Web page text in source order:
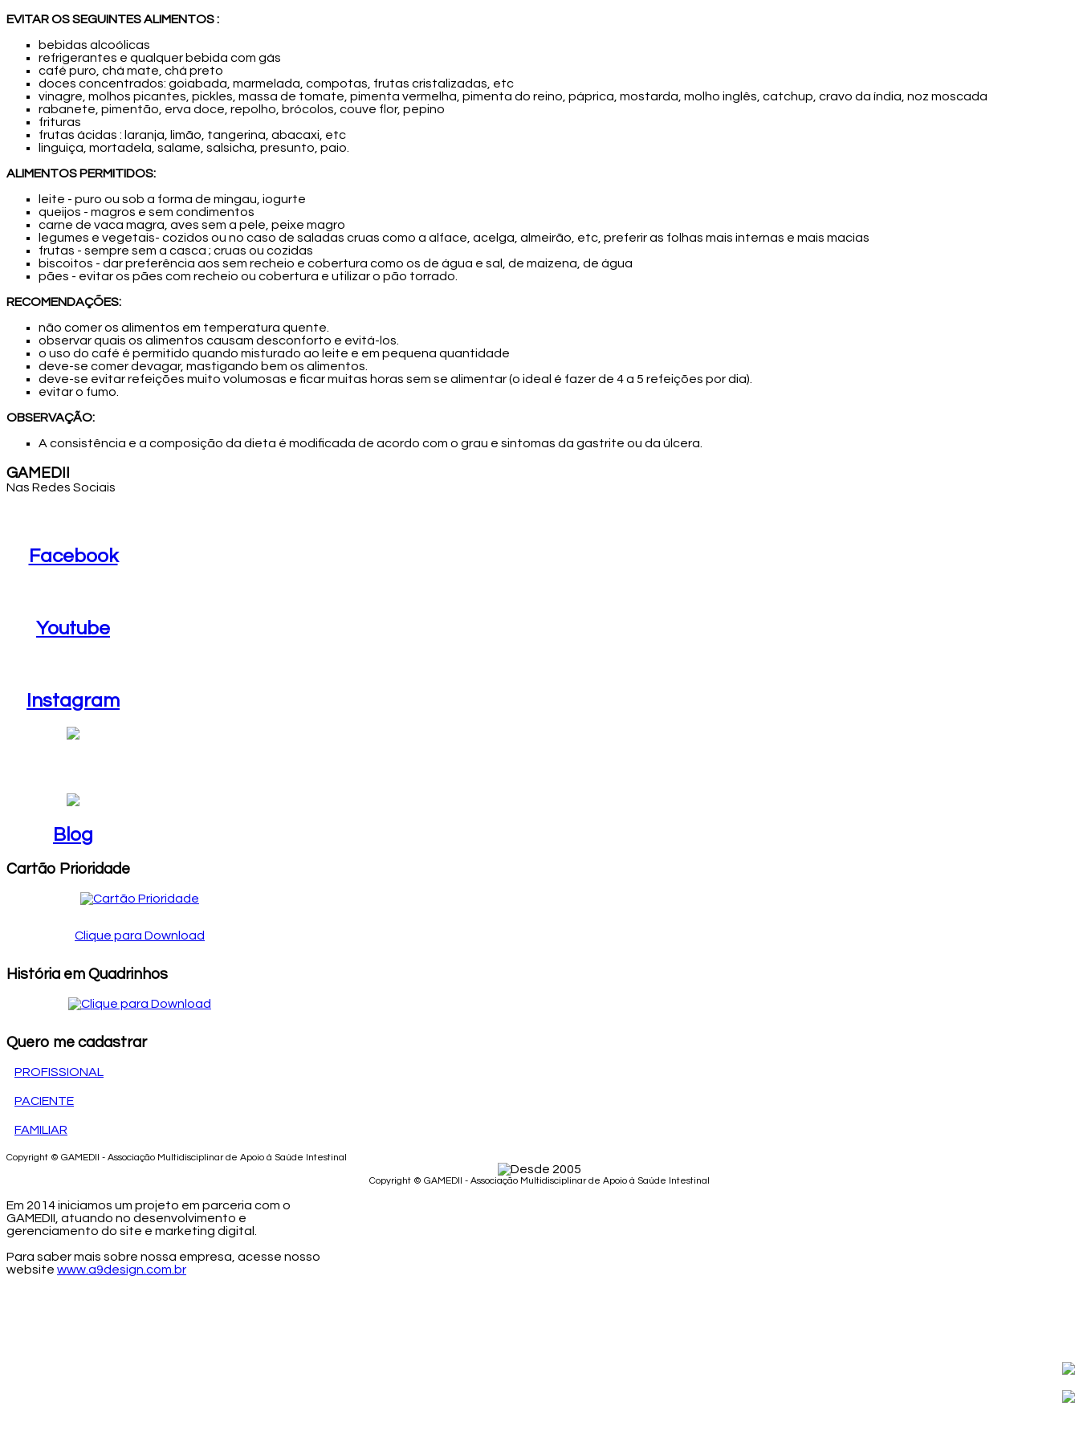
EVITAR OS SEGUINTES ALIMENTOS :
bebidas alcoólicas
refrigerantes e qualquer bebida com gás
café puro, chá mate, chá preto
doces concentrados: goiabada, marmelada, compotas, frutas cristalizadas, etc
vinagre, molhos picantes, pickles, massa de tomate, pimenta vermelha, pimenta do reino, páprica, mostarda, molho inglês, catchup, cravo da índia, noz moscada
rabanete, pimentão, erva doce, repolho, brócolos, couve flor, pepino
frituras
frutas ácidas : laranja, limão, tangerina, abacaxi, etc
linguiça, mortadela, salame, salsicha, presunto, paio.
ALIMENTOS PERMITIDOS:
leite - puro ou sob a forma de mingau, iogurte
queijos - magros e sem condimentos
carne de vaca magra, aves sem a pele, peixe magro
legumes e vegetais- cozidos ou no caso de saladas cruas como a alface, acelga, almeirão, etc, preferir as folhas mais internas e mais macias
frutas - sempre sem a casca ; cruas ou cozidas
biscoitos - dar preferência aos sem recheio e cobertura como os de água e sal, de maizena, de água
pães - evitar os pães com recheio ou cobertura e utilizar o pão torrado.
RECOMENDAÇÕES:
não comer os alimentos em temperatura quente.
observar quais os alimentos causam desconforto e evitá-los.
o uso do café é permitido quando misturado ao leite e em pequena quantidade
deve-se comer devagar, mastigando bem os alimentos.
deve-se evitar refeições muito volumosas e ficar muitas horas sem se alimentar (o ideal é fazer de 4 a 5 refeições por dia).
evitar o fumo.
OBSERVAÇÃO:
A consistência e a composição da dieta é modificada de acordo com o grau e sintomas da gastrite ou da úlcera.
GAMEDII
Nas Redes Sociais
Facebook
Youtube
Instagram
Blog
Cartão Prioridade
Clique para Download
História em Quadrinhos
Quero me cadastrar
PROFISSIONAL
PACIENTE
FAMILIAR
Copyright © GAMEDII - Associação Multidisciplinar de Apoio à Saúde Intestinal
Copyright © GAMEDII - Associação Multidisciplinar de Apoio à Saúde Intestinal
Em 2014 iniciamos um projeto em parceria com o
GAMEDII, atuando no desenvolvimento e
gerenciamento do site e marketing digital.
Para saber mais sobre nossa empresa, acesse nosso
website www.a9design.com.br